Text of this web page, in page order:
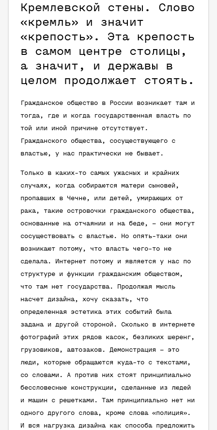
Кремлевской стены. Слово
«кремль» и значит
«крепость». Эта крепость
в самом центре столицы,
а значит, и державы в
целом продолжает стоять.
Гражданское общество в России возникает там и
тогда, где и когда государственная власть по
той или иной причине отсутствует.
Гражданского общества, сосуществующего с
властью, у нас практически не бывает.
Только в каких-то самых ужасных и крайних
случаях, когда собираются матери сыновей,
пропавших в Чечне, или детей, умирающих от
рака, такие островочки гражданского общества,
основанные на отчаянии и на беде, – они могут
сосуществовать с властью. Но опять-таки они
возникают потому, что власть чего-то не
сделала. Интернет потому и является у нас по
структуре и функции гражданским обществом,
что там нет государства. Продолжая мысль
насчет дизайна, хочу сказать, что
определенная эстетика этих событий была
задана и другой стороной. Сколько в интернете
фотографий этих рядов касок, безликих шеренг,
грузовиков, автозаков. Демонстрация – это
люди, которые обращаются куда-то с текстами,
со словами. А против них стоят принципиально
бессловесные конструкции, сделанные из людей
и машин с решетками. Там принципиально нет ни
одного другого слова, кроме слова «полиция».
И вся нагрузка дизайна как способа предложить